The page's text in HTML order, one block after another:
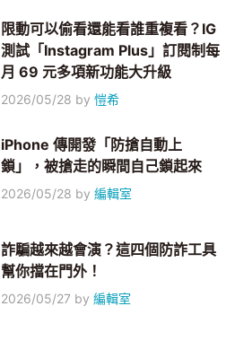
限動可以偷看還能看誰重複看？IG
測試「Instagram Plus」訂閱制每
月 69 元多項新功能大升級
2026/05/28 by愷希
iPhone 傳開發「防搶自動上
鎖」，被搶走的瞬間自己鎖起來
2026/05/28 by編輯室
詐騙越來越會演？這四個防詐工具
幫你擋在門外！
2026/05/27 by編輯室